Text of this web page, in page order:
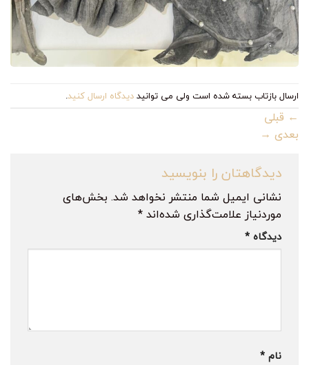
ارسال بازتاب بسته شده است ولی می توانیددیدگاه ارسال کنید.
← قبلی
بعدی →
دیدگاهتان را بنویسید
نشانی ایمیل شما منتشر نخواهد شد. بخش‌های
موردنیاز علامت‌گذاری شده‌اند*
دیدگاه *
نام *